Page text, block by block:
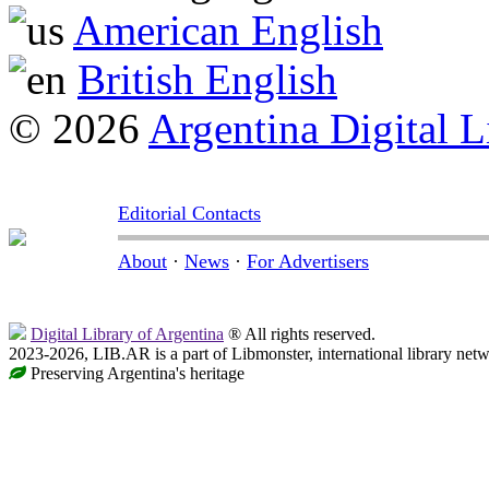
American English
British English
© 2026 Argentina Digital
Editorial Contacts
About · News · For Advertisers
Digital Library of Argentina ® All rights reserved.
2023-2026, LIB.AR is a part of Libmonster, international library
Preserving Argentina's heritage